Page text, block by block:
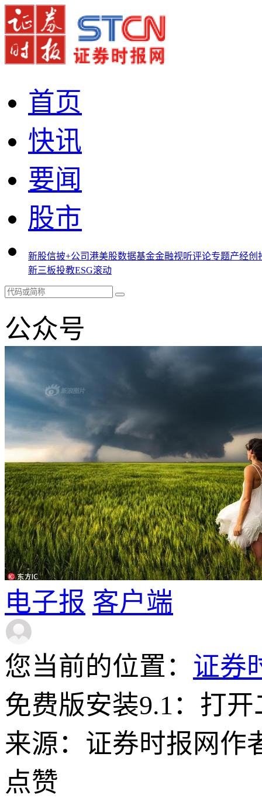
首页
快讯
要闻
股市
新股信披+公司港美股数据基金金融视听评论专题产经创
新三板投教ESG滚动
公众号
电子报 客户端
您当前的位置： 证券
免费版安装9.1：打
来源：证券时报网作
点赞